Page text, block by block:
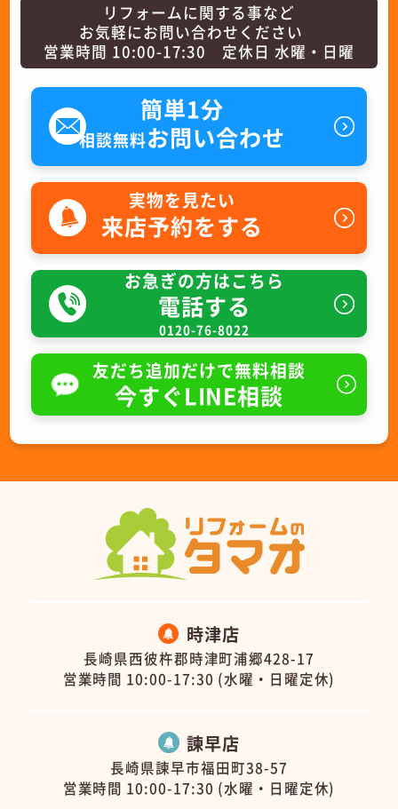
リフォームに関する事など
お気軽にお問い合わせください
営業時間 10:00-17:30 定休日 水曜・日曜
簡単1分
相談無料お問い合わせ
実物を見たい
来店予約をする
お急ぎの方はこちら
電話する
0120-76-8022
友だち追加だけで無料相談
今すぐLINE相談
時津店
長崎県西彼杵郡時津町浦郷428-17
営業時間 10:00-17:30 (水曜・日曜定休)
諫早店
長崎県諫早市福田町38-57
営業時間 10:00-17:30 (水曜・日曜定休)